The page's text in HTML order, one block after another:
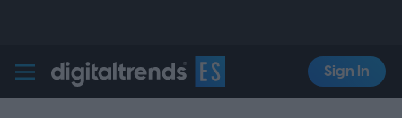
Digital Trends Español
Sign In